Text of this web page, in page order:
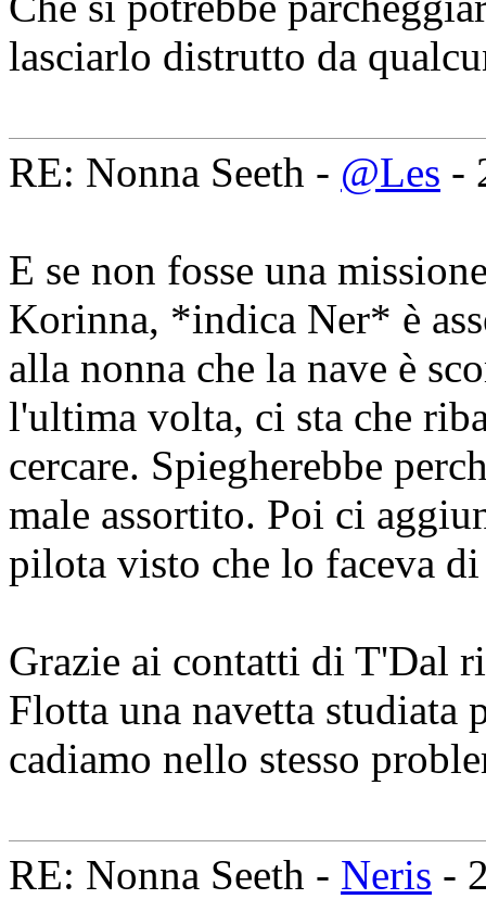
lasciarlo distrutto da
RE: Nonna Seeth - @Les -
E se non fosse una
Korinna, *indica Ner* è
alla nonna che la nave è
l'ultima volta, ci sta che
cercare. Spiegherebbe
male assortito. Poi ci
pilota visto che lo faceva
Grazie ai contatti di T'Dal
Flotta una navetta studiata
cadiamo nello stesso
RE: Nonna Seeth - Neris -